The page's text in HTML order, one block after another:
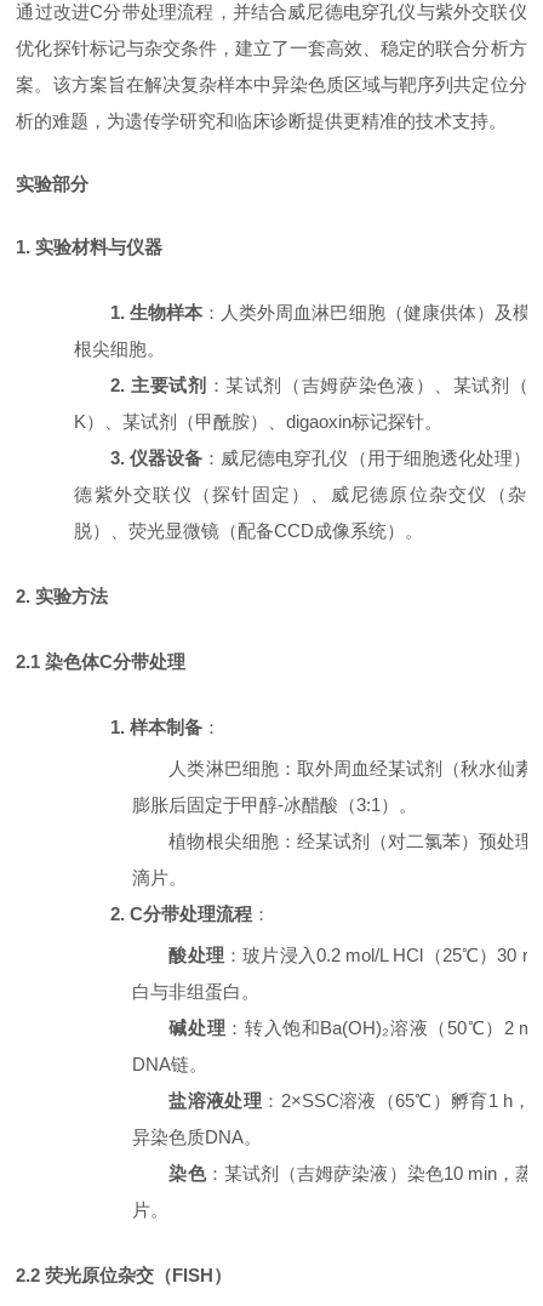
通过改进C分带处理流程，并结合威尼德电穿孔仪与紫外交联仪
优化探针标记与杂交条件，建立了一套高效、稳定的联合分析方
案。该方案旨在解决复杂样本中异染色质区域与靶序列共定位分
析的难题，为遗传学研究和临床诊断提供更精准的技术支持。
实验部分
1. 实验材料与仪器
1. 生物样本 ：人类外周血淋巴细胞（健康供体）及模
根尖细胞。
2. 主要试剂 ：某试剂（吉姆萨染色液）、某试剂（
K）、某试剂（甲酰胺）、digaoxin标记探针。
3. 仪器设备 ：威尼德电穿孔仪（用于细胞透化处理）
德紫外交联仪（探针固定）、威尼德原位杂交仪（杂
脱）、荧光显微镜（配备CCD成像系统）。
2. 实验方法
2.1 染色体C分带处理
1. 样本制备 ：
人类淋巴细胞：取外周血经某试剂（秋水仙素
膨胀后固定于甲醇-冰醋酸（3:1）。
植物根尖细胞：经某试剂（对二氯苯）预处理
滴片。
2. C分带处理流程 ：
酸处理 ：玻片浸入0.2 mol/L HCl（25℃）30
白与非组蛋白。
碱处理 ：转入饱和Ba(OH)₂溶液（50℃）2
DNA链。
盐溶液处理 ： 2×SSC溶液（65℃）孵育1 h，
异染色质DNA。
染色：某试剂（吉姆萨染液）染色10 min，蒸
片。
2.2 荧光原位杂交（FISH）